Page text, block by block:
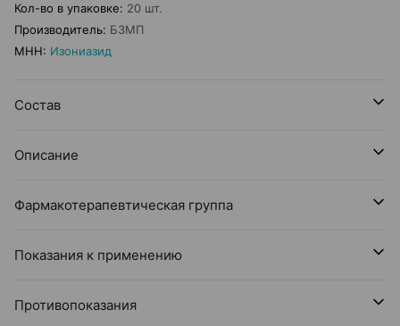
Кол-во в упаковке: 20 шт.
Производитель: БЗМП
МНН: Изониазид
Состав
Описание
Фармакотерапевтическая группа
Показания к применению
Противопоказания